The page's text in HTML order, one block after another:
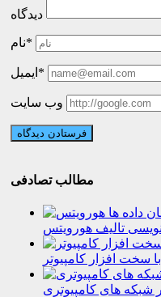
دیدگاه
نام*
ایمیل*
وب سایت
مطالب تصادفی
نویسی تالیف هورویتس
سخت افزار کامپیوتر
شبکه های کامپیوتری